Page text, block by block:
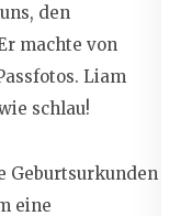
den
machte von
Liam
schlau!
Geburtsurkunden
eine